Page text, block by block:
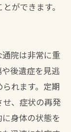
ができます。
院は非常に重
後遺症を見逃
れます。定期
、症状の再発
身体の状態を